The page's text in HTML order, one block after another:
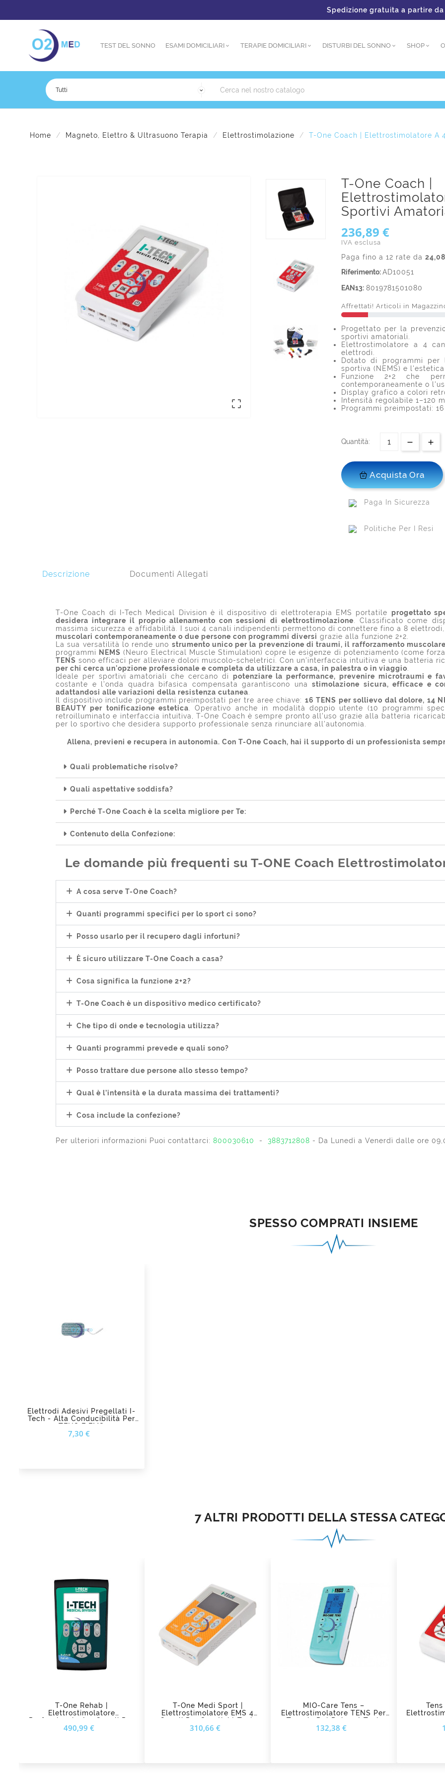
Spedizione gratuita a partire da
TEST DEL SONNO ESAMI DOMICILIARI TERAPIE DOMICILIARI DISTURBI DEL SONNO SHOP
Home Magneto, Elettro & Ultrasuono Terapia Elettrostimolazione T-One Coach | Elettrostimolatore A

T-One Coach |
Sportivi
236,89 €
IVA esclusa
Paga fino a 12 rate da
Riferimento:AD10051
EAN13: 8019781501080
Affrettati! Articoli in
Progettato per la
sportivi amatoriali.
Elettrostimolatore a 4
elettrodi.
Dotato di programmi per
sportiva (NEMS) e l'estetica
Funzione 2+2 che
contemporaneamente o
Display grafico a colori
Intensità regolabile 1–120
Programmi preimpostati: 16
Quantità:
Acquista Ora
Paga In Sicurezza
Politiche Per I Resi
Descrizione Documenti Allegati
T-One Coach di I-Tech Medical Division è il dispositivo di elettroterapia EMS portatile progettato
desidera integrare il proprio allenamento con sessioni di elettrostimolazione . Classificato come
massima sicurezza e affidabilità. I suoi 4 canali indipendenti permettono di connettere fino a 8
muscolari contemporaneamente o due persone con programmi diversi grazie alla funzione 2+2.
La sua versatilità lo rende uno strumento unico per la prevenzione di traumi, il rafforzamento
programmi
NEMS (Neuro Electrical Muscle Stimulation) copre le esigenze di potenziamento (come
TENS sono efficaci per alleviare dolori muscolo-scheletrici. Con un'interfaccia intuitiva e una batteria
per chi cerca un'opzione professionale e completa da utilizzare a casa, in palestra o in viaggio
Ideale per sportivi amatoriali che cercano di potenziare la performance, prevenire microtraumi e
costante e l’onda quadra bifasica compensata garantiscono una stimolazione sicura, efficace e
adattandosi alle variazioni della resistenza cutanea
Il dispositivo include programmi preimpostati per tre aree chiave: 16 TENS per sollievo dal dolore, 14
BEAUTY per tonificazione estetica . Operativo anche in modalità doppio utente (10 programmi
retroilluminato e interfaccia intuitiva, T-One Coach è sempre pronto all’uso grazie alla batteria
per lo sportivo che desidera supporto professionale senza rinunciare all’autonomia.
Allena, previeni e recupera in autonomia. Con T-One Coach, hai il supporto di un professionista
Quali problematiche risolve?
Quali aspettative soddisfa?
Perché T-One Coach è la scelta migliore per Te:
Contenuto della Confezione:
Le domande più frequenti su T-ONE Coach
A cosa serve T-One Coach?
Quanti programmi specifici per lo sport ci sono?
Posso usarlo per il recupero dagli infortuni?
È sicuro utilizzare T-One Coach a casa?
Cosa significa la funzione 2+2?
T-One Coach è un dispositivo medico certificato?
Che tipo di onde e tecnologia utilizza?
Quanti programmi prevede e quali sono?
Posso trattare due persone allo stesso tempo?
Qual è l’intensità e la durata massima dei trattamenti?
Cosa include la confezione?
Per ulteriori informazioni Puoi contattarci: 800030610 - 3883712808 - Da Lunedì a Venerdì dalle ore
SPESSO COMPRATI INSIEME
Elettrodi Adesivi Pregellati I-
Tech - Alta Conducibilità Per
TENS E EMS
7,30 €
7 ALTRI PRODOTTI DELLA STESSA
T-One Rehab |
Elettrostimolatore
Professionale A 4 Canali Per
Riabilitazione E Terapia Del
490,99 €
T-One Medi Sport |
Elettrostimolatore EMS 4
Canali Per Sportivi I-Tech
310,66 €
MIO-Care Tens –
Elettrostimolatore TENS Per
Terapia Del Dolore I-Tech
132,38 €